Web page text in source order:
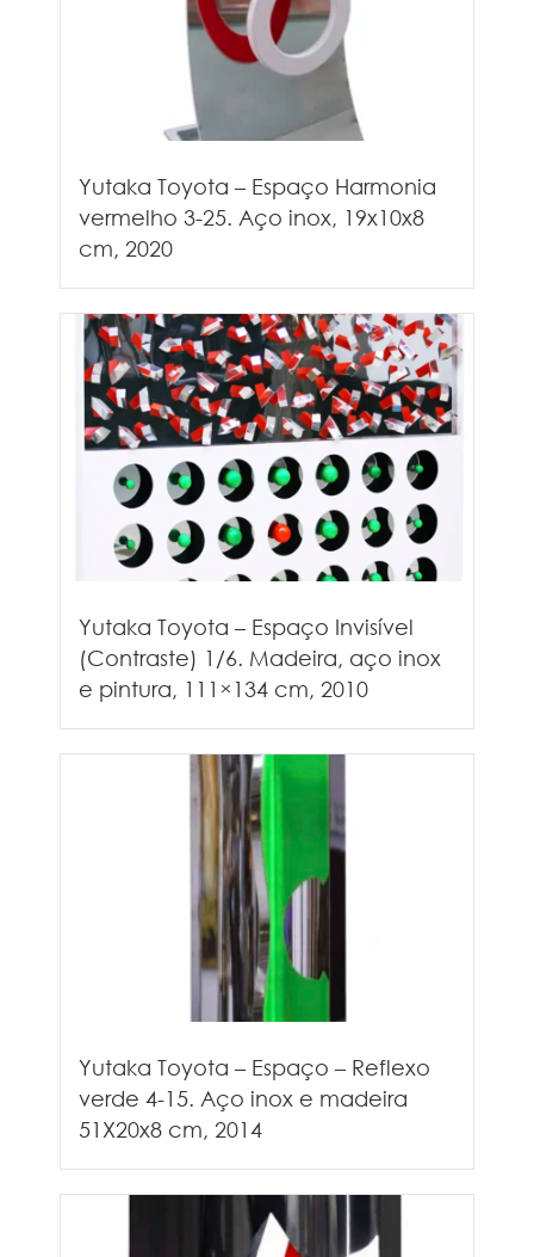
Yutaka Toyota – Espaço Harmonia
vermelho 3-25. Aço inox, 19x10x8
cm, 2020
Yutaka Toyota – Espaço Invisível
(Contraste) 1/6. Madeira, aço inox
e pintura, 111×134 cm, 2010
Yutaka Toyota – Espaço – Reflexo
verde 4-15. Aço inox e madeira
51X20x8 cm, 2014